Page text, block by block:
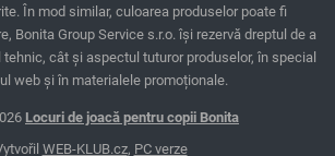
În mod similar, culoarea produselor poate fi
Bonita Group Service s.r.o. îşi rezervă dreptul de a
cât şi aspectul tuturor produselor, în special
web și în materialele promoționale.
Locuri de joacă pentru copii Bonita
WEB-KLUB.cz, PC verze